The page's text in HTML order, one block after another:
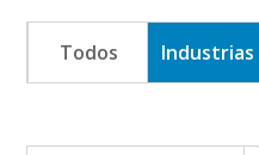
Descargas
Todos Industrias